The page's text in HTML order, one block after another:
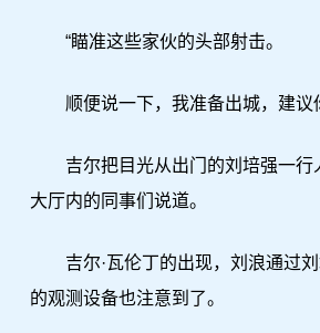
“瞄准这些家伙的头部射击。
顺便说一下，我准备出城，建议
吉尔把目光从出门的刘培强一行
大厅内的同事们说道。
吉尔·瓦伦丁的出现，刘浪通过刘
的观测设备也注意到了。